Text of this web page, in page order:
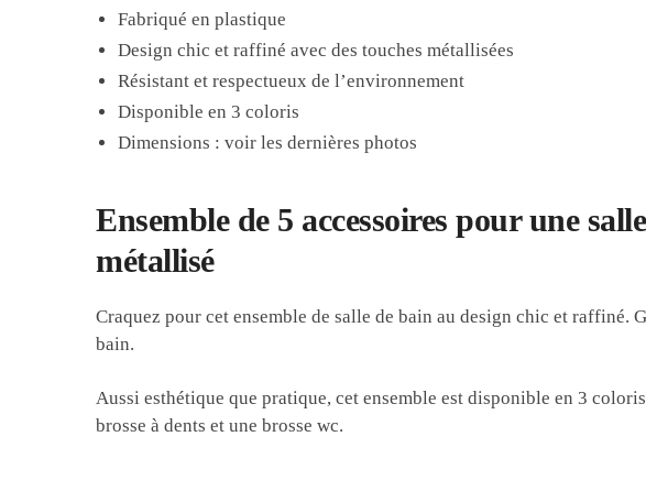
Fabriqué en plastique
Design chic et raffiné avec des touches métallisées
Résistant et respectueux de l’environnement
Disponible en 3 coloris
Dimensions : voir les dernières photos
Ensemble de 5 accessoires pour une
métallisé
Craquez pour cet ensemble de salle de bain au design chic et raffiné.
bain.
Aussi esthétique que pratique, cet ensemble est disponible en 3
brosse à dents et une brosse wc.